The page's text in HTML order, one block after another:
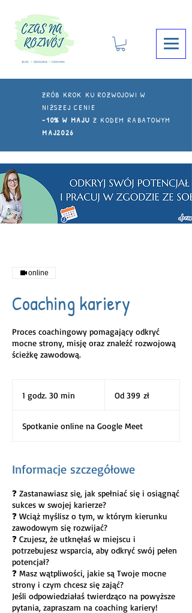
ZRÓB KROK KU ROZWOJOWI W
NIŻSZEJ CENIE
-10% W MAJU Z KODEM RABATOWYM
MAJ2026
online
Coaching kariery
Proces coachingowy pomagający odkryć
mocne strony, misję oraz znaleźć rozwojową
ścieżkę zawodową.
1 godz. 30 min
d
m
n
złotychOd 399 zł
Spotkanie online na Google Meet
Informacje szczegółowe
❓ Zastanawiasz się, jak spełniać się i osiągnąć
sukces w swojej karierze?
❓ Wciąż myślisz o tym, w którym kierunku
zawodowym się rozwijać?
❓ Czujesz, że utknęłaś w miejscu i
potrzebujesz wsparcia, aby odkryć swój pełen
potencjał?
❓ Masz wątpliwości, jakie są Twoje mocne
strony i czym chcesz się zająć?
Jeśli odpowiedziałaś twierdząco na powyższe
pytania, zapraszam na coaching kariery!